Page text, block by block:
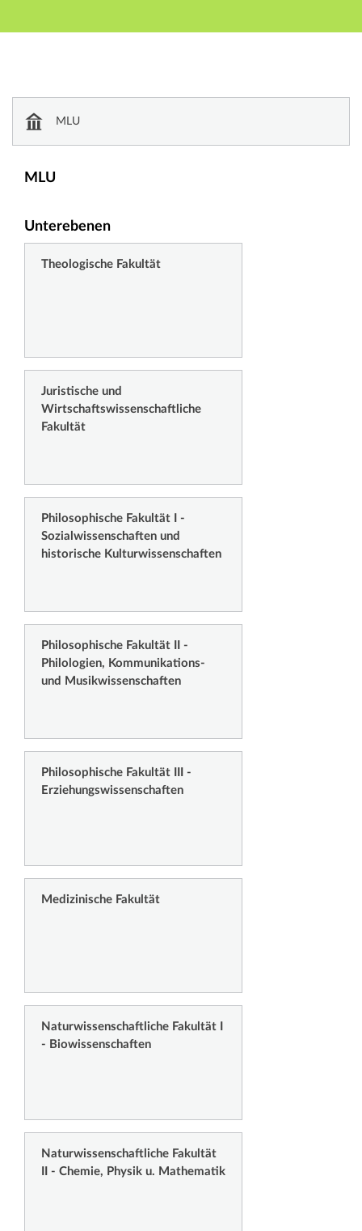
Hauptnavigation
Fußzeile
MLU
MLU
Unterebenen
Theologische Fakultät
Juristische und
Wirtschaftswissenschaftliche
Fakultät
Philosophische Fakultät I -
Sozialwissenschaften und
historische Kulturwissenschaften
Philosophische Fakultät II -
Philologien, Kommunikations-
und Musikwissenschaften
Philosophische Fakultät III -
Erziehungswissenschaften
Medizinische Fakultät
Naturwissenschaftliche Fakultät I
- Biowissenschaften
Naturwissenschaftliche Fakultät
II - Chemie, Physik u. Mathematik